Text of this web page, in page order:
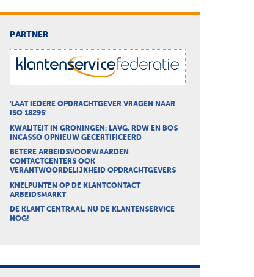
PARTNER
'LAAT IEDERE OPDRACHTGEVER VRAGEN NAAR
ISO 18295'
KWALITEIT IN GRONINGEN: LAVG, RDW EN BOS
INCASSO OPNIEUW GECERTIFICEERD
BETERE ARBEIDSVOORWAARDEN
CONTACTCENTERS OOK
VERANTWOORDELIJKHEID OPDRACHTGEVERS
KNELPUNTEN OP DE KLANTCONTACT
ARBEIDSMARKT
DE KLANT CENTRAAL, NU DE KLANTENSERVICE
NOG!